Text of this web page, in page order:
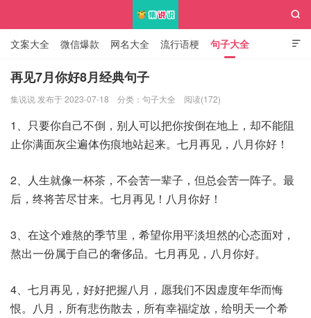

文案大全 微信爆款 网名大全 流行语梗 句子大全
知识大全

再见7月你好8月经典句子
集说说 发布于 2023-07-18 分类： 句子大全 阅读(172)
1、只要你自己不倒，别人可以把你按倒在地上，却不能阻
止你满面灰尘遍体伤痕地站起来。七月再见，八月你好！
2、人生就像一杯茶，不会苦一辈子，但总会苦一阵子。最
后，终将苦尽甘来。七月再见！八月你好！
3、在这个难熬的季节里，希望你用平淡坦然的心态面对，
熬出一份属于自己的奢侈品。七月再见，八月你好。
4、七月再见，好好把握八月，愿我们不因虚度年华而悔
恨。八月，所有悲伤散去，所有幸福绽放，给明天一个希